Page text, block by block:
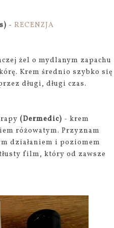
-RECENZJA
żel o mydlanym zapachu
Krem średnio szybko się
długi, długi czas.
(Dermedic) - krem
różowatym. Przyznam
działaniem i poziomem
film, który od zawsze